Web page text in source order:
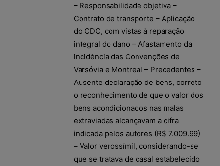
– Responsabilidade objetiva –
Contrato de transporte – Aplicação
do CDC, com vistas à reparação
integral do dano – Afastamento da
incidência das Convenções de
Varsóvia e Montreal – Precedentes –
Ausente declaração de bens, correto
o reconhecimento de que o valor dos
bens acondicionados nas malas
extraviadas alcançavam a cifra
indicada pelos autores (R$ 7.009.99)
– Valor verossímil, considerando-se
que se tratava de casal estabelecido